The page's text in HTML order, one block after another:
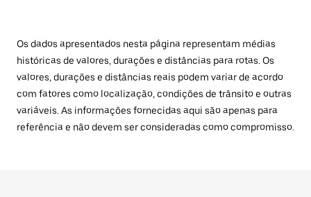
Os dados apresentados nesta página representam médias
históricas de valores, durações e distâncias para rotas. Os
valores, durações e distâncias reais podem variar de acordo
com fatores como localização, condições de trânsito e outras
variáveis. As informações fornecidas aqui são apenas para
referência e não devem ser consideradas como compromisso.